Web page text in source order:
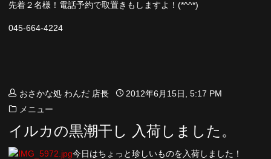
先着２名様！電話予約で取置きもしますよ！(*^^*)
045-664-4224
おさかな処 わんだ 店長
2012年6月15日, 5:17 PM
メニュー
イルカの黒潮干し 入荷しました。
今日はちょっと珍しいものを入荷しました！